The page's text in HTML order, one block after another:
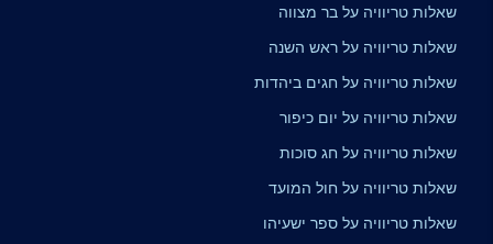
שאלות טריוויה על בר מצווה
שאלות טריוויה על ראש השנה
שאלות טריוויה על חגים ביהדות
שאלות טריוויה על יום כיפור
שאלות טריוויה על חג סוכות
שאלות טריוויה על חול המועד
שאלות טריוויה על ספר ישעיהו